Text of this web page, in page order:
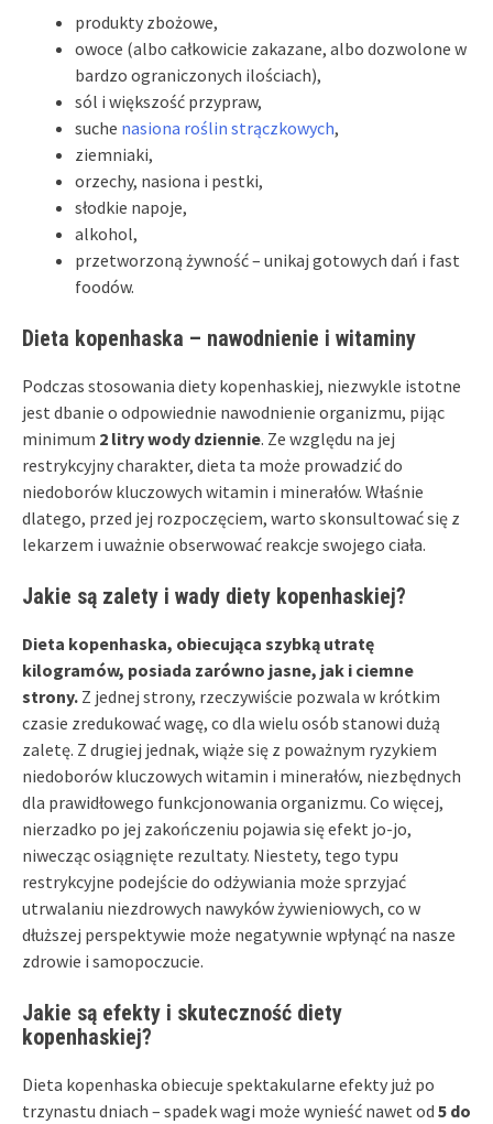
produkty zbożowe,
owoce (albo całkowicie zakazane, albo dozwolone w
bardzo ograniczonych ilościach),
sól i większość przypraw,
suche nasiona roślin strączkowych,
ziemniaki,
orzechy, nasiona i pestki,
słodkie napoje,
alkohol,
przetworzoną żywność – unikaj gotowych dań i fast
foodów.
Dieta kopenhaska – nawodnienie i witaminy
Podczas stosowania diety kopenhaskiej, niezwykle istotne
jest dbanie o odpowiednie nawodnienie organizmu, pijąc
minimum 2 litry wody dziennie. Ze względu na jej
restrykcyjny charakter, dieta ta może prowadzić do
niedoborów kluczowych witamin i minerałów. Właśnie
dlatego, przed jej rozpoczęciem, warto skonsultować się z
lekarzem i uważnie obserwować reakcje swojego ciała.
Jakie są zalety i wady diety kopenhaskiej?
Dieta kopenhaska, obiecująca szybką utratę
kilogramów, posiada zarówno jasne, jak i ciemne
strony. Z jednej strony, rzeczywiście pozwala w krótkim
czasie zredukować wagę, co dla wielu osób stanowi dużą
zaletę. Z drugiej jednak, wiąże się z poważnym ryzykiem
niedoborów kluczowych witamin i minerałów, niezbędnych
dla prawidłowego funkcjonowania organizmu. Co więcej,
nierzadko po jej zakończeniu pojawia się efekt jo-jo,
niwecząc osiągnięte rezultaty. Niestety, tego typu
restrykcyjne podejście do odżywiania może sprzyjać
utrwalaniu niezdrowych nawyków żywieniowych, co w
dłuższej perspektywie może negatywnie wpłynąć na nasze
zdrowie i samopoczucie.
Jakie są efekty i skuteczność diety
kopenhaskiej?
Dieta kopenhaska obiecuje spektakularne efekty już po
trzynastu dniach – spadek wagi może wynieść nawet od 5 do